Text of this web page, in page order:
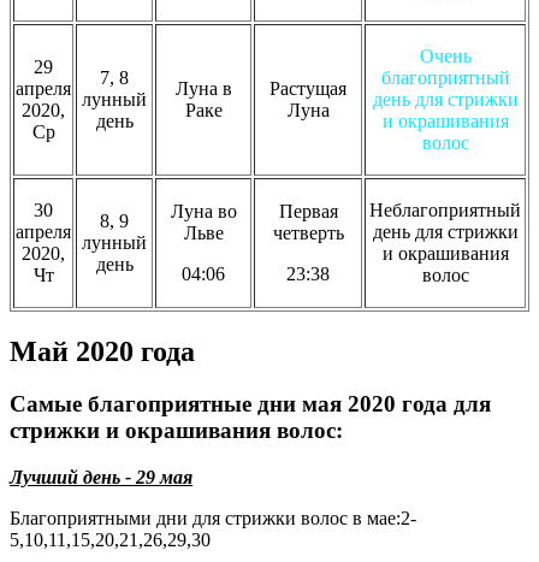
29
апреля
2020,
Ср
7, 8
лунный
день
Луна в
Раке
Растущая
Луна
Очень
благоприятный
день для стрижки
и окрашивания
волос
30
апреля
2020,
Чт
8, 9
лунный
день
Луна во
Льве
04:06
Первая
четверть
23:38
Неблагоприятный
день для стрижки
и окрашивания
волос
Май 2020 года
Самые благоприятные дни мая 2020 года для
стрижки и окрашивания волос:
Лучший день - 29 мая
Благоприятными дни для стрижки волос в мае:2-
5,10,11,15,20,21,26,29,30